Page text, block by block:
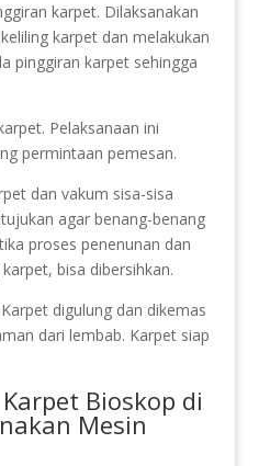
karpet. Dilaksanakan
karpet dan melakukan
pinggiran karpet sehingga
Pelaksanaan ini
permintaan pemesan.
dan vakum sisa-sisa
agar benang-benang
proses penenunan dan
bisa dibersihkan.
digulung dan dikemas
dari lembab. Karpet siap
Bioskop di
Mesin